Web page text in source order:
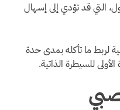
التي قد تؤدي إلى إسهال
لربط ما تأكله بمدى حدة
للسيطرة الذاتية.